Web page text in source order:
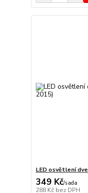
LED osvětlení
349 Kč/sada
288 Kč bez DPH